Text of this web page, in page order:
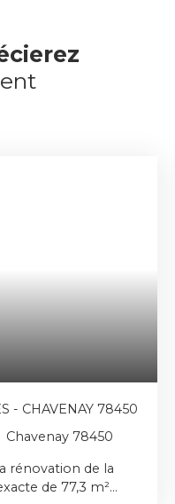
- CHAVENAY 78450
Chavenay 78450
rénovation de la
de 77,3 m²